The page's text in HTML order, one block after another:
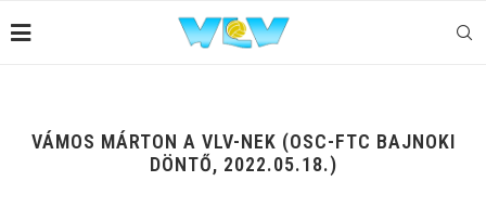
VÁMOS MÁRTON A VLV-NEK (OSC-FTC BAJNOKI
DÖNTŐ, 2022.05.18.)